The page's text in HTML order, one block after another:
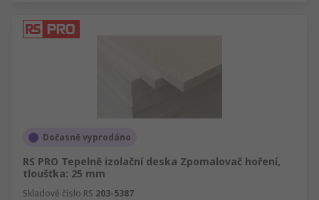
Dočasně vyprodáno
RS PRO Tepelně izolační deska Zpomalovač hoření,
tloušťka: 25 mm
Skladové číslo RS 203-5387